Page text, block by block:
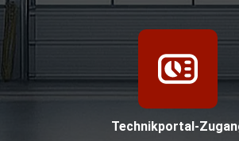
Technikportal-